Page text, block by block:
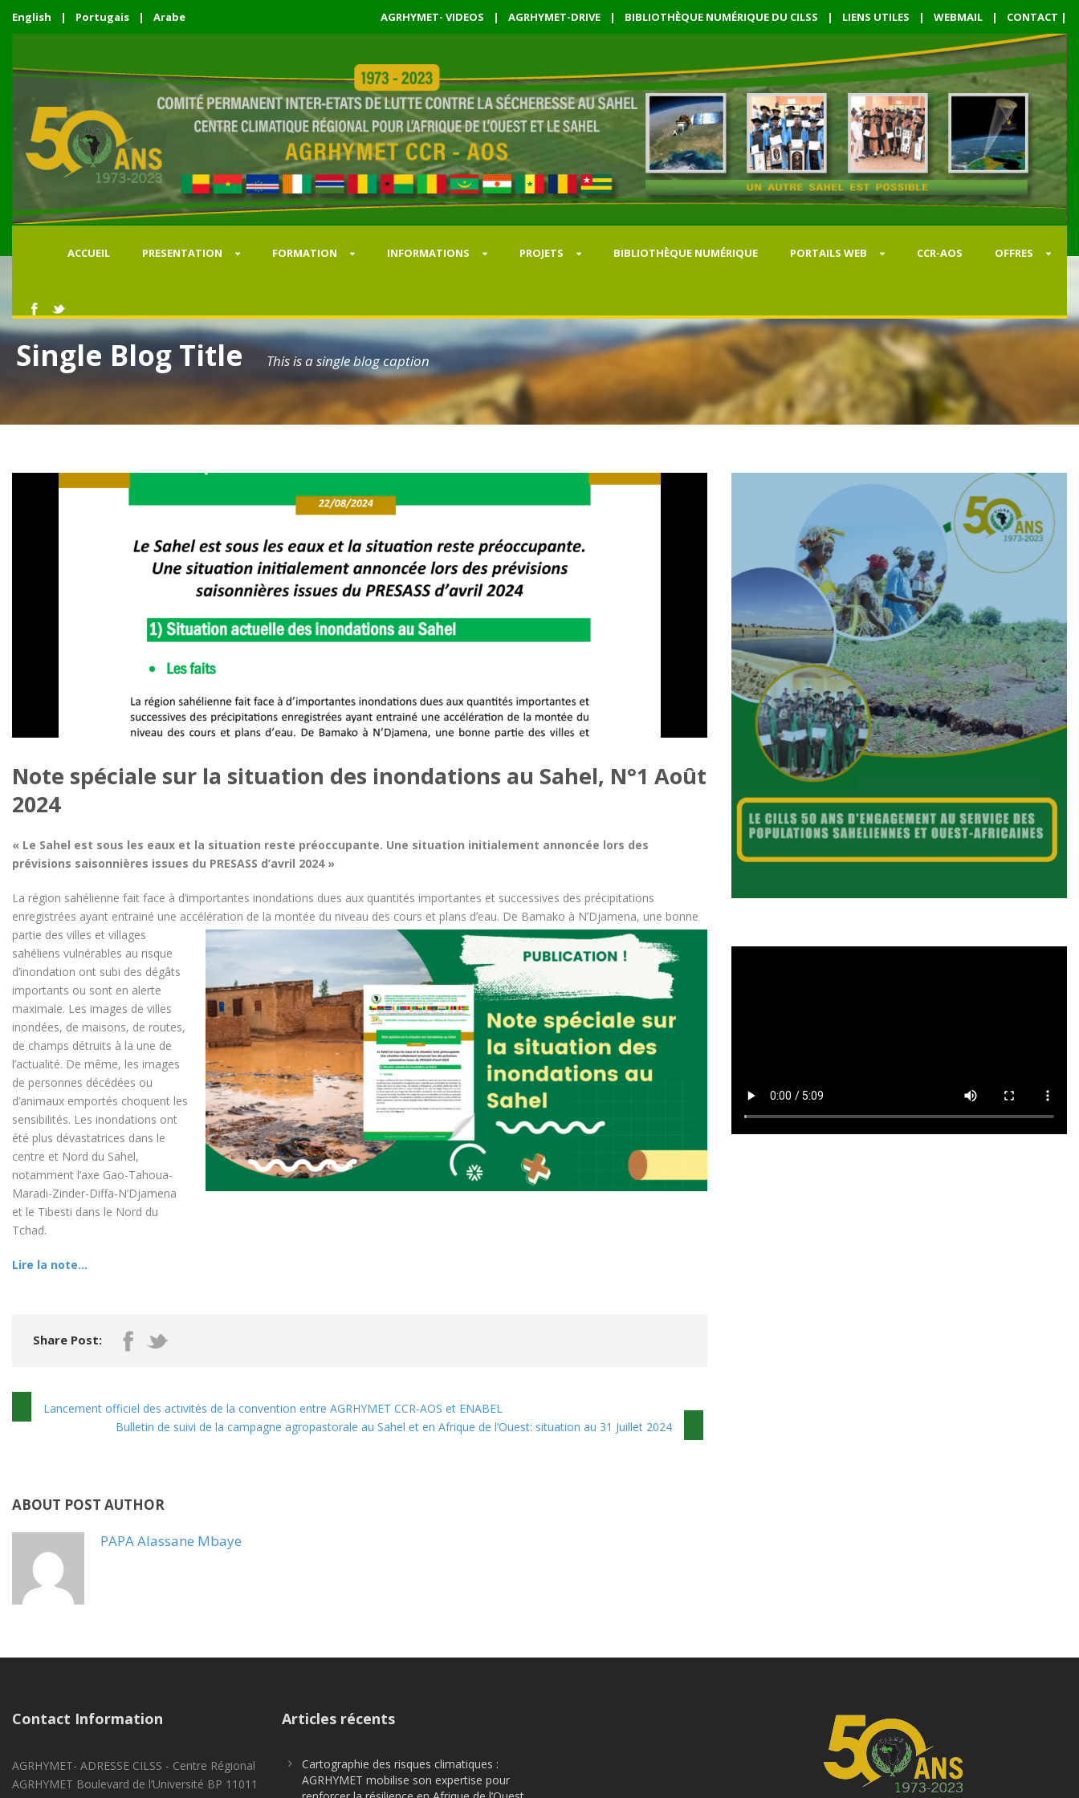
English | Portugais | Arabe AGRHYMET- VIDEOS | AGRHYMET-DRIVE | BIBLIOTHÈQUE NUMÉRIQUE DU CILSS | LIENS UTILES | WEBMAIL | CONTACT |
ACCUEIL PRESENTATION FORMATION INFORMATIONS PROJETS BIBLIOTHÈQUE NUMÉRIQUE PORTAILS WEB CCR-AOS OFFRES
Single Blog Title This is a single blog caption
Note spéciale sur la situation des inondations au Sahel, N°1 Août
2024
« Le Sahel est sous les eaux et la situation reste préoccupante. Une situation initialement annoncée lors des
prévisions saisonnières issues du PRESASS d’avril 2024 »
La région sahélienne fait face à d’importantes inondations dues aux quantités importantes et successives des précipitations
enregistrées ayant entrainé une accélération de la montée du niveau des cours et plans d’eau. De Bamako à N’Djamena, une bonne
partie des villes et villages
sahéliens vulnérables au risque
d’inondation ont subi des dégâts
importants ou sont en alerte
maximale. Les images de villes
inondées, de maisons, de routes,
de champs détruits à la une de
l’actualité. De même, les images
de personnes décédées ou
d’animaux emportés choquent les
sensibilités. Les inondations ont
été plus dévastatrices dans le
centre et Nord du Sahel,
notamment l’axe Gao-Tahoua-
Maradi-Zinder-Diffa-N’Djamena
et le Tibesti dans le Nord du
Tchad.
Lire la note…
Share Post:
Lancement officiel des activités de la convention entre AGRHYMET CCR-AOS et ENABEL
Bulletin de suivi de la campagne agropastorale au Sahel et en Afrique de l’Ouest: situation au 31 Juillet 2024
ABOUT POST AUTHOR
PAPA Alassane Mbaye
Contact Information
AGRHYMET- ADRESSE CILSS - Centre Régional
AGRHYMET Boulevard de l’Université BP 11011
Articles récents
Cartographie des risques climatiques :
AGRHYMET mobilise son expertise pour